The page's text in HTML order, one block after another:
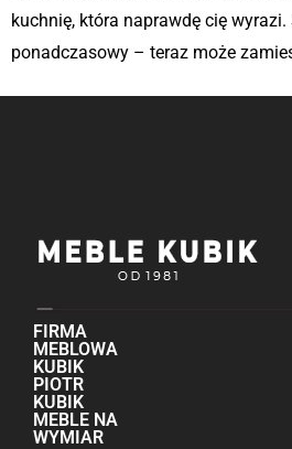
kuchnię, która naprawdę cię
ponadczasowy – teraz może
FIRMA
MEBLOWA
KUBIK
PIOTR
KUBIK
MEBLE NA
WYMIAR